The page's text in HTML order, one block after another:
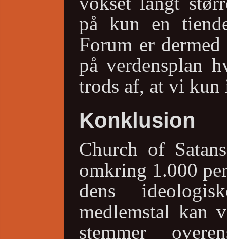
på kun en
Forum er
på verdensplan
trods af, at vi kun
Konklusion
Church of
omkring 1.000
dens
medlemstal kan
stemmer